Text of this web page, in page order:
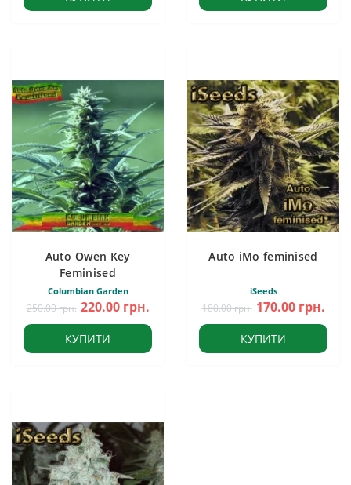
Auto Owen Key
Feminised
Columbian Garden
250.00 грн. 220.00 грн.
КУПИТИ
Auto iMo feminised
iSeeds
180.00 грн. 170.00 грн.
КУПИТИ